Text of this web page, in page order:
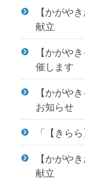
【かがや
献立
【かがや
催します
【かがや
お知らせ
「【きら
【かがや
献立